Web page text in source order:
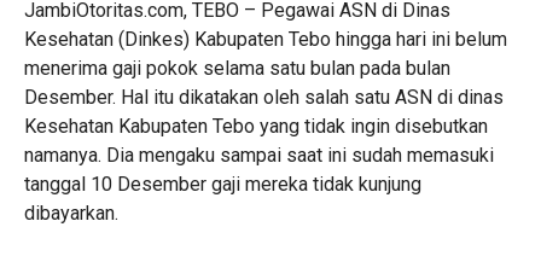
JambiOtoritas.com, TEBO – Pegawai ASN di Dinas
Kesehatan (Dinkes) Kabupaten Tebo hingga hari ini belum
menerima gaji pokok selama satu bulan pada bulan
Desember. Hal itu dikatakan oleh salah satu ASN di dinas
Kesehatan Kabupaten Tebo yang tidak ingin disebutkan
namanya. Dia mengaku sampai saat ini sudah memasuki
tanggal 10 Desember gaji mereka tidak kunjung
dibayarkan.